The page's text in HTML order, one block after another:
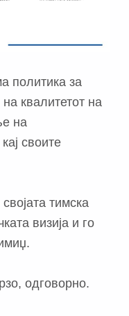
политика за
квалитетот на
на
своите
тимска
визија и го
одговорно.